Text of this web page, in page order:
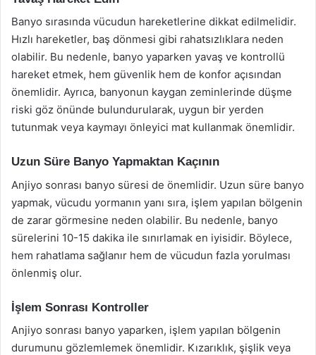
Banyo sırasında vücudun hareketlerine dikkat edilmelidir.
Hızlı hareketler, baş dönmesi gibi rahatsızlıklara neden
olabilir. Bu nedenle, banyo yaparken yavaş ve kontrollü
hareket etmek, hem güvenlik hem de konfor açısından
önemlidir. Ayrıca, banyonun kaygan zeminlerinde düşme
riski göz önünde bulundurularak, uygun bir yerden
tutunmak veya kaymayı önleyici mat kullanmak önemlidir.
Uzun Süre Banyo Yapmaktan Kaçının
Anjiyo sonrası banyo süresi de önemlidir. Uzun süre banyo
yapmak, vücudu yormanın yanı sıra, işlem yapılan bölgenin
de zarar görmesine neden olabilir. Bu nedenle, banyo
sürelerini 10-15 dakika ile sınırlamak en iyisidir. Böylece,
hem rahatlama sağlanır hem de vücudun fazla yorulması
önlenmiş olur.
İşlem Sonrası Kontroller
Anjiyo sonrası banyo yaparken, işlem yapılan bölgenin
durumunu gözlemlemek önemlidir. Kızarıklık, şişlik veya